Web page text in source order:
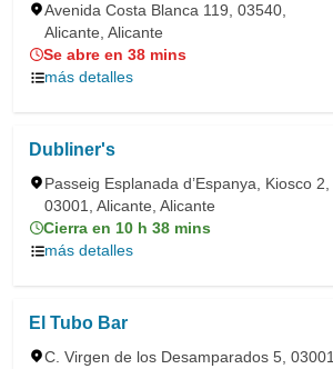
Avenida Costa Blanca 119, 03540,
Alicante, Alicante
Se abre en 38 mins
más detalles
Dubliner's
Passeig Esplanada d’Espanya, Kiosco 2,
03001, Alicante, Alicante
Cierra en 10 h 38 mins
más detalles
El Tubo Bar
C. Virgen de los Desamparados 5, 03001,